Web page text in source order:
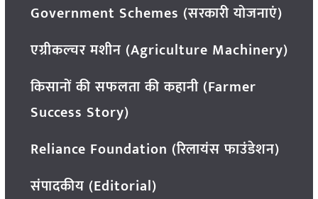
Government Schemes (सरकारी योजनाएं)
एग्रीकल्चर मशीन (Agriculture Machinery)
किसानों की सफलता की कहानी (Farmer
Success Story)
Reliance Foundation (रिलायंस फाउंडेशन)
संपादकीय (Editorial)